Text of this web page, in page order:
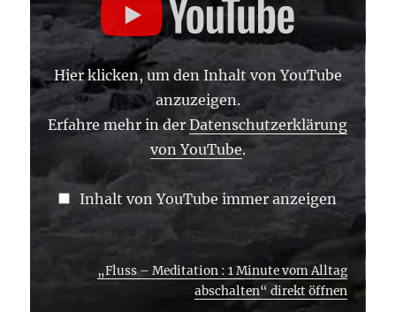
MEDITATION
:
MINUTE
VOM
ALLTAG
ABSCHALTEN“
VON
YOUTUBE
ANZEIGEN
Hier klicken, um den Inhalt von YouTube
anzuzeigen.
Erfahre mehr in derDatenschutzerklärung
von YouTube.
Inhalt von YouTube immer anzeigen
„Fluss – Meditation : 1 Minute vom Alltag
abschalten“ direkt öffnen